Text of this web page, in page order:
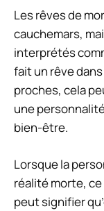
Les rêves de
cauchemars,
interprétés
fait un rêve
proches, cela
une
bien-être.
Lorsque la
réalité morte,
peut signifier